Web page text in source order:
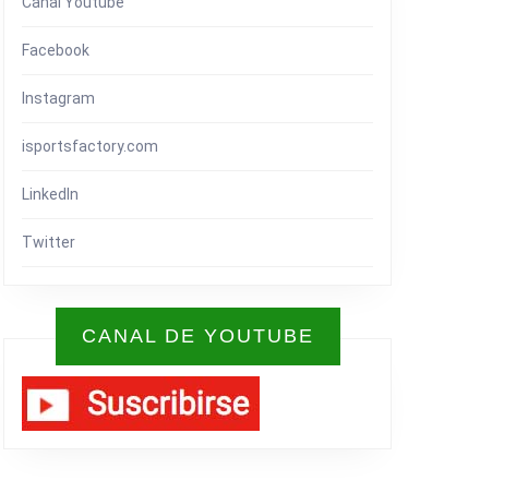
Facebook
Instagram
isportsfactory.com
LinkedIn
Twitter
CANAL DE YOUTUBE